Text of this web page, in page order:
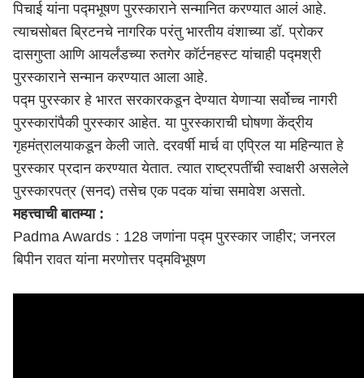
पिचाई यांना पद्मभूषण पुरस्काराने सन्मानित करण्यात आलं आहे.
त्याचसोबत ब्रिटनचे नागरिक परंतु भारतीय वंशाच्या डॉ. प्रोकर
दासगुप्ता आणि आयर्लंडच्या रुतगेर कॉर्टनहस्ट यांचाही पद्मश्री
पुरस्काराने सन्मान करण्यात आला आहे.
पद्म पुरस्कार हे भारत सरकारकडून देण्यात येणाऱ्या सर्वोच्च नागरी
पुरस्कारांपैकी पुरस्कार आहेत. या पुरस्काराची घोषणा केंद्रीय
गृहमंत्रालयाकडून केली जाते. दरवर्षी मार्च वा एप्रिल या महिन्यात हे
पुरस्कार प्रदान करण्यात येतात. त्यात राष्ट्रपतींची स्वाक्षरी असलेले
पुरस्कारपत्र (सनद) तसेच एक पदक यांचा समावेश असतो.
महत्त्वाची बातम्या :
Padma Awards : 128 जणांना पद्म पुरस्कार जाहीर; जनरल
बिपीन रावतयांना मरणोत्तर पद्मविभूषण